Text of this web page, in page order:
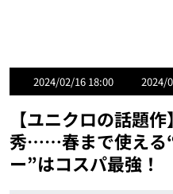
2024/02/16 18:00 2024/
【ユニクロの話題
秀……春まで使える
ー”はコスパ最強！